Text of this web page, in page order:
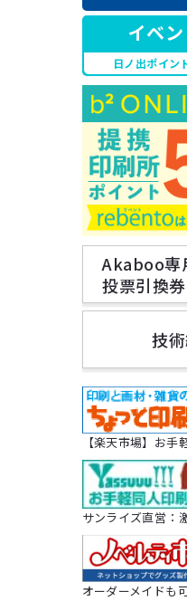
イベ
日ノ出ポイン
Akaboo専
投票引換
技
【楽天市場】お手
サンライズ直営：
オーダーメイドも